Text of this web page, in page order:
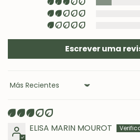
têxteis (testar previamente numa
Escrever uma
Sort by
ELISA MARIN MOUROT